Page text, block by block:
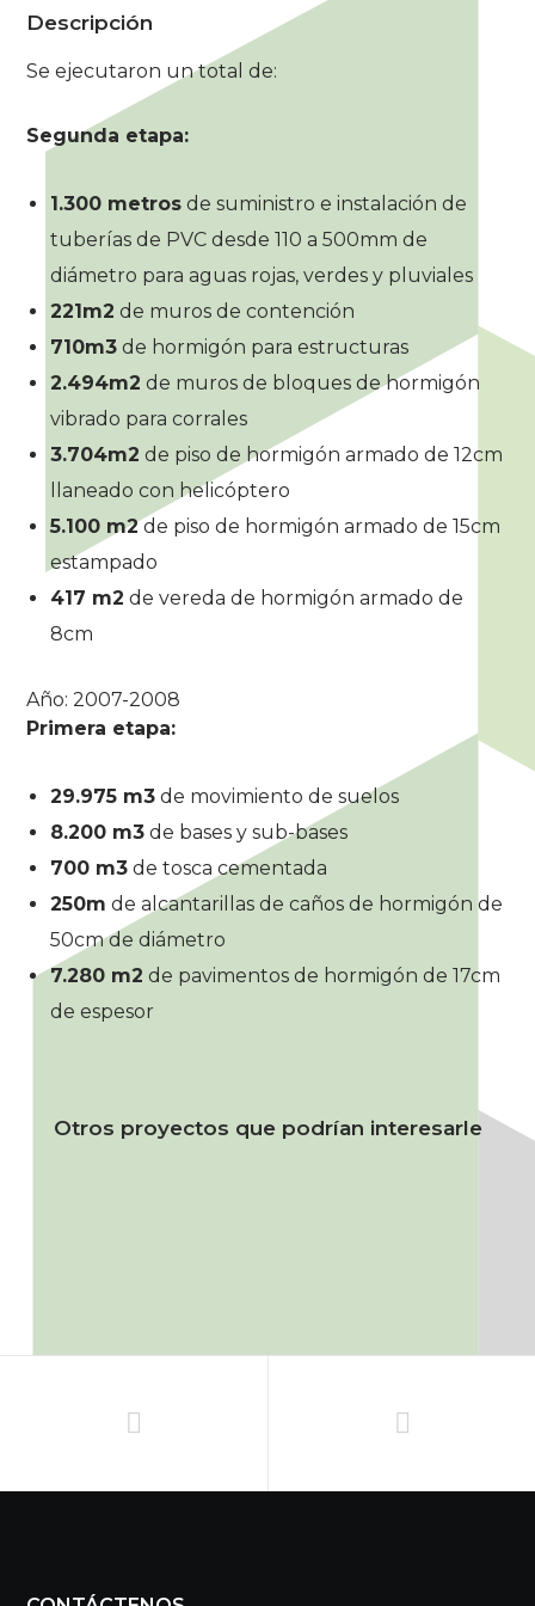
Descripción
Se ejecutaron un total de:
Segunda etapa:
1.300 metros de suministro e instalación de
tuberías de PVC desde 110 a 500mm de
diámetro para aguas rojas, verdes y pluviales
221m2 de muros de contención
710m3 de hormigón para estructuras
2.494m2 de muros de bloques de hormigón
vibrado para corrales
3.704m2 de piso de hormigón armado de 12cm
llaneado con helicóptero
5.100 m2de piso de hormigón armado de 15cm
estampado
417 m2 de vereda de hormigón armado de
8cm
Año: 2007-2008
Primera etapa:
29.975 m3 de movimiento de suelos
8.200 m3 de bases y sub-bases
700 m3 de tosca cementada
250m de alcantarillas de caños de hormigón de
50cm de diámetro
7.280 m2 de pavimentos de hormigón de 17cm
de espesor
Otros proyectos que podrían interesarle